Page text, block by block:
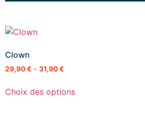
Clown
29,90€ – 31,90€
Choix des options